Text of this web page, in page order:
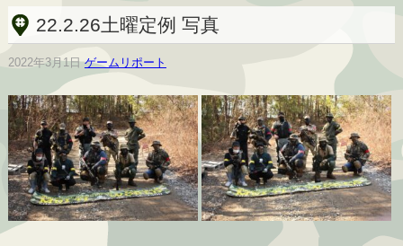
22.2.26土曜定例 写真
2022年3月1日 ゲームリポート